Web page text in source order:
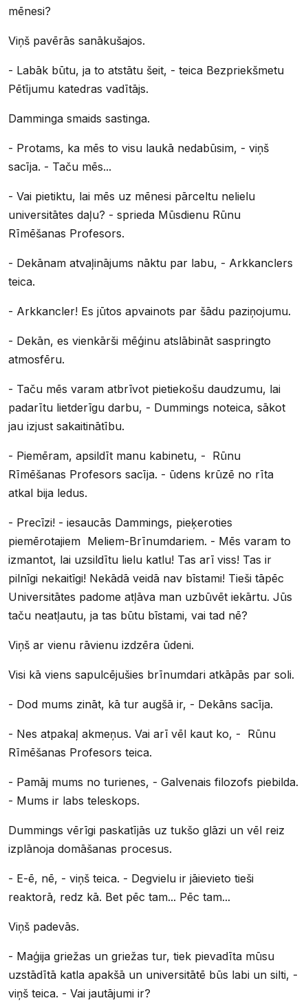
mēnesi?
Viņš pavērās sanākušajos.
- Labāk būtu, ja to atstātu šeit, - teica Bezpriekšmetu
Pētījumu katedras vadītājs.
Damminga smaids sastinga.
- Protams, ka mēs to visu laukā nedabūsim, - viņš
sacīja. - Taču mēs...
- Vai pietiktu, lai mēs uz mēnesi pārceltu nelielu
universitātes daļu? - sprieda Mūsdienu Rūnu
Rīmēšanas Profesors.
- Dekānam atvaļinājums nāktu par labu, - Arkkanclers
teica.
- Arkkancler! Es jūtos apvainots par šādu paziņojumu.
- Dekān, es vienkārši mēģinu atslābināt saspringto
atmosfēru.
- Taču mēs varam atbrīvot pietiekošu daudzumu, lai
padarītu lietderīgu darbu, - Dummings noteica, sākot
jau izjust sakaitinātību.
- Piemēram, apsildīt manu kabinetu, - Rūnu
Rīmēšanas Profesors sacīja. - ūdens krūzē no rīta
atkal bija ledus.
- Precīzi! - iesaucās Dammings, pieķeroties
piemērotajiem Meliem-Brīnumdariem. - Mēs varam to
izmantot, lai uzsildītu lielu katlu! Tas arī viss! Tas ir
pilnīgi nekaitīgi! Nekādā veidā nav bīstami! Tieši tāpēc
Universitātes padome atļāva man uzbūvēt iekārtu. Jūs
taču neatļautu, ja tas būtu bīstami, vai tad nē?
Viņš ar vienu rāvienu izdzēra ūdeni.
Visi kā viens sapulcējušies brīnumdari atkāpās par soli.
- Dod mums zināt, kā tur augšā ir, - Dekāns sacīja.
- Nes atpakaļ akmeņus. Vai arī vēl kaut ko, - Rūnu
Rīmēšanas Profesors teica.
- Pamāj mums no turienes, - Galvenais filozofs piebilda.
- Mums ir labs teleskops.
Dummings vērīgi paskatījās uz tukšo glāzi un vēl reiz
izplānoja domāšanas procesus.
- E-ē, nē, - viņš teica. - Degvielu ir jāievieto tieši
reaktorā, redz kā. Bet pēc tam... Pēc tam...
Viņš padevās.
- Maģija griežas un griežas tur, tiek pievadīta mūsu
uzstādītā katla apakšā un universitātē būs labi un silti, -
viņš teica. - Vai jautājumi ir?